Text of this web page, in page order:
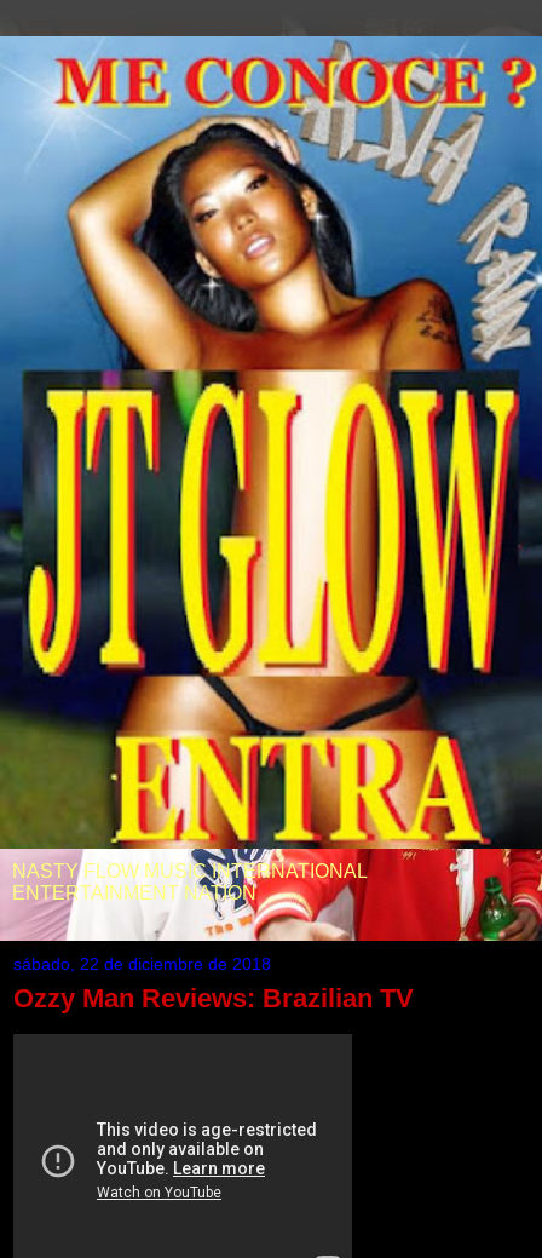
NASTY FLOW MUSIC INTERNATIONAL
ENTERTAINMENT NATION
sábado, 22 de diciembre de 2018
Ozzy Man Reviews: Brazilian TV